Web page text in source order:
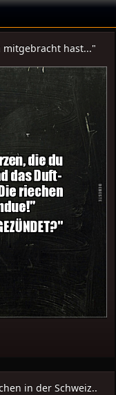
mitgebracht hast..."
in der Schweiz..